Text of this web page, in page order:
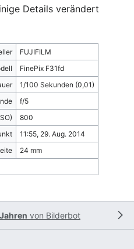
Details verändert
FUJIFILM
FinePix F31fd
1/100 Sekunden (0,01)
f/5
800
11:55, 29. Aug. 2014
24 mm
von Bilderbot